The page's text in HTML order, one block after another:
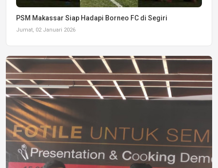
PSM Makassar Siap Hadapi Borneo FC di Segiri
Jumat, 02 Januari 2026